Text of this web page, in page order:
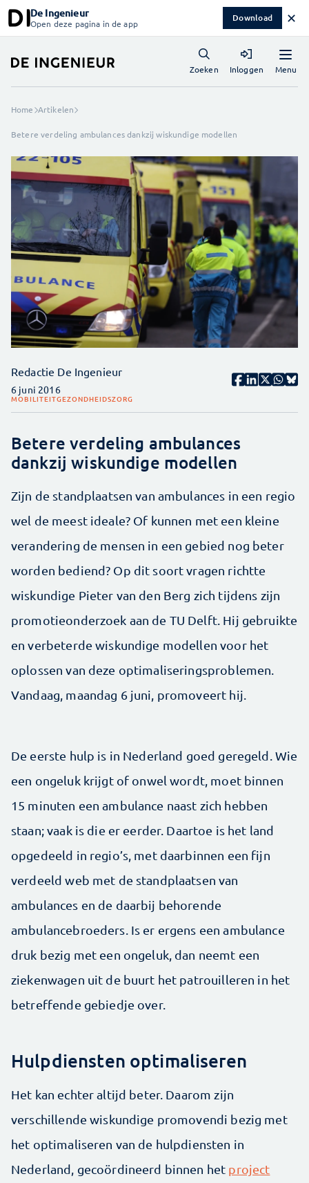
De Ingenieur
Open deze pagina in de app Download ✕
Menu
Zoeken Inloggen
Home Artikelen
Betere verdeling ambulances dankzij wiskundige modellen
Redactie De Ingenieur
6 juni 2016
MOBILITEITGEZONDHEIDSZORG
Betere verdeling ambulances
dankzij wiskundige modellen
Zijn de standplaatsen van ambulances in een regio
wel de meest ideale? Of kunnen met een kleine
verandering de mensen in een gebied nog beter
worden bediend? Op dit soort vragen richtte
wiskundige Pieter van den Berg zich tijdens zijn
promotieonderzoek aan de TU Delft. Hij gebruikte
en verbeterde wiskundige modellen voor het
oplossen van deze optimaliseringsproblemen.
Vandaag, maandag 6 juni, promoveert hij.
De eerste hulp is in Nederland goed geregeld. Wie
een ongeluk krijgt of onwel wordt, moet binnen
15 minuten een ambulance naast zich hebben
staan; vaak is die er eerder. Daartoe is het land
opgedeeld in regio’s, met daarbinnen een fijn
verdeeld web met de standplaatsen van
ambulances en de daarbij behorende
ambulancebroeders. Is er ergens een ambulance
druk bezig met een ongeluk, dan neemt een
ziekenwagen uit de buurt het patrouilleren in het
betreffende gebiedje over.
Hulpdiensten optimaliseren
Het kan echter altijd beter. Daarom zijn
verschillende wiskundige promovendi bezig met
het optimaliseren van de hulpdiensten in
Nederland, gecoördineerd binnen het project